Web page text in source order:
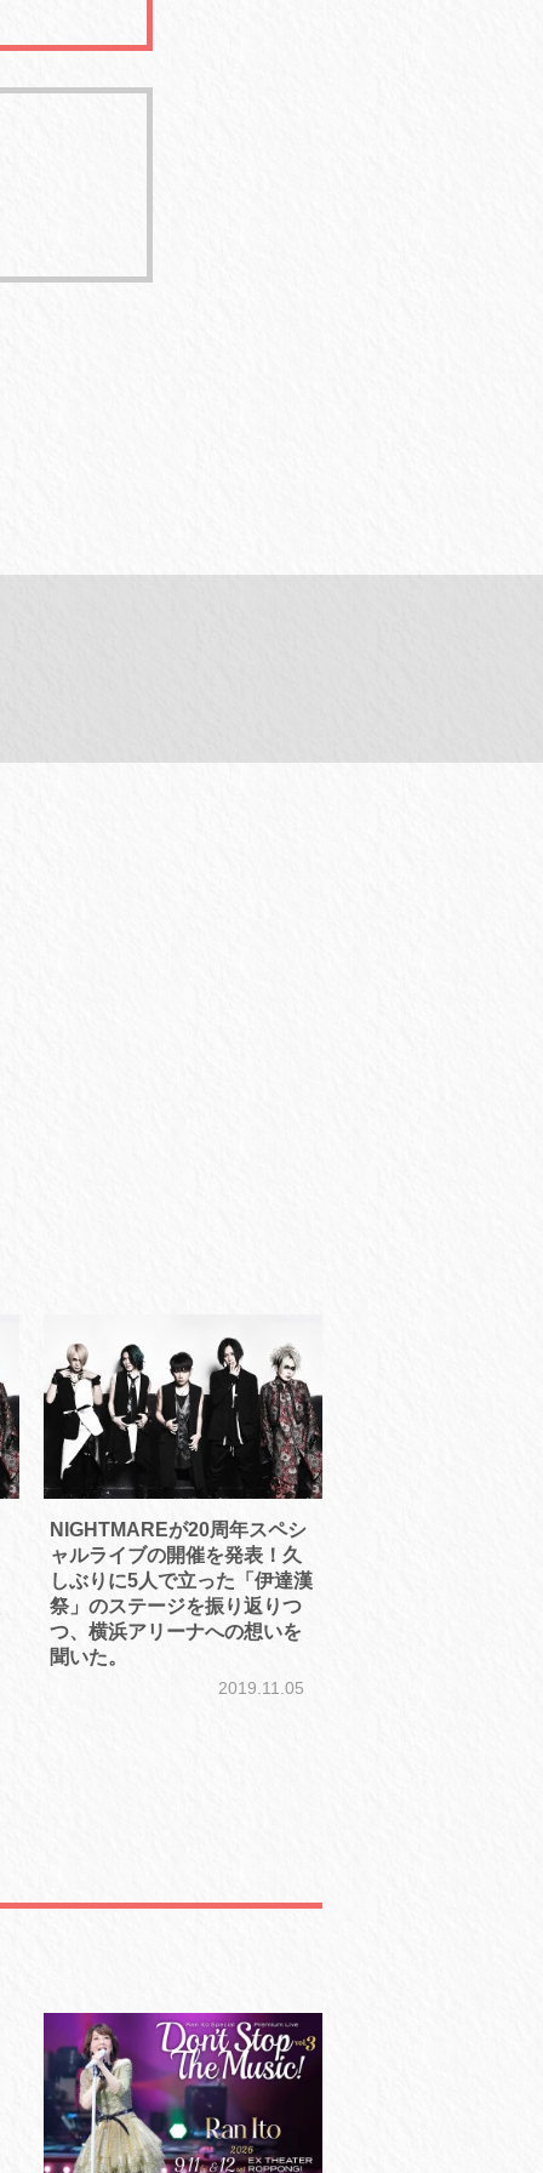
NIGHTMAREが20周年スペシ
ャルライブの開催を発表！久
しぶりに5人で立った「伊達漢
祭」のステージを振り返りつ
つ、横浜アリーナへの想いを
聞いた。
2019.11.05